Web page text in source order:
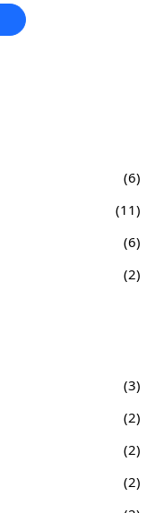
(6)
(11)
(6)
(2)
(3)
(2)
(2)
(2)